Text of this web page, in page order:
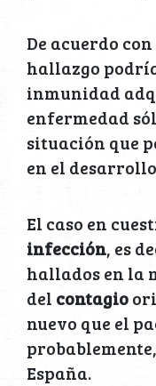
De acuerdo
hallazgo
inmunidad
enfermedad
situación que
en el
El caso en
infección, es
hallados en la
del contagio
nuevo que el
España.